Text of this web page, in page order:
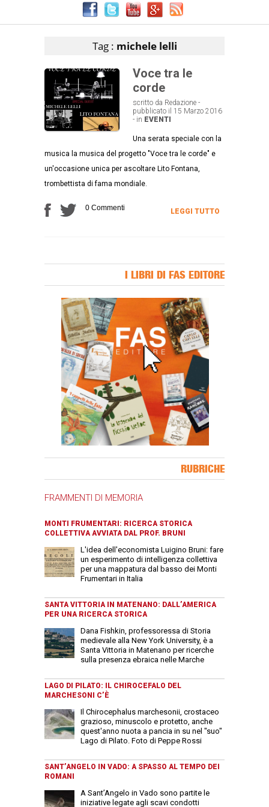
Tag : michele lelli
Voce tra le
corde
scritto da Redazione -
pubblicato il 15 Marzo 2016
- in EVENTI
Una serata speciale con la
musica la musica del progetto "Voce tra le corde" e
un'occasione unica per ascoltare Lito Fontana,
trombettista di fama mondiale.
0 Commenti LEGGI TUTTO
I LIBRI DI FAS EDITORE
RUBRICHE
FRAMMENTI DI MEMORIA
MONTI FRUMENTARI: RICERCA STORICA
COLLETTIVA AVVIATA DAL PROF. BRUNI
L'idea dell'economista Luigino Bruni: fare
un esperimento di intelligenza collettiva
per una mappatura dal basso dei Monti
Frumentari in Italia
SANTA VITTORIA IN MATENANO: DALL’AMERICA
PER UNA RICERCA STORICA
Dana Fishkin, professoressa di Storia
medievale alla New York University, è a
Santa Vittoria in Matenano per ricerche
sulla presenza ebraica nelle Marche
LAGO DI PILATO: IL CHIROCEFALO DEL
MARCHESONI C’È
Il Chirocephalus marchesonii, crostaceo
grazioso, minuscolo e protetto, anche
quest'anno nuota a pancia in su nel "suo"
Lago di Pilato. Foto di Peppe Rossi
SANT’ANGELO IN VADO: A SPASSO AL TEMPO DEI
ROMANI
A Sant’Angelo in Vado sono partite le
iniziative legate agli scavi condotti